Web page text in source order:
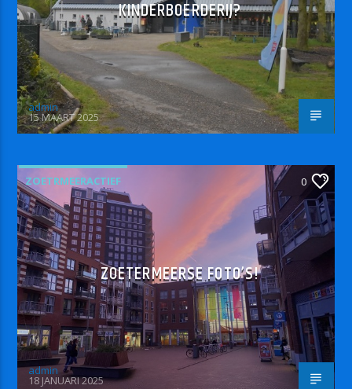
KINDERBOERDERIJ?
admin
15 MAART 2025
ZOETRMEERACTIEF 0
ZOETERMEERSE FOTO’S!
admin
18 JANUARI 2025